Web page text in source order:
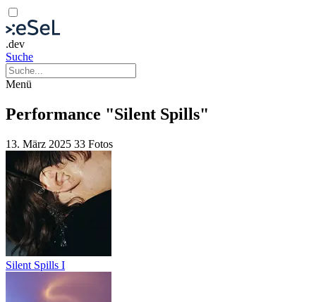
.dev
Suche
Menü
Performance "Silent Spills"
13. März 2025 33 Fotos
Silent Spills I